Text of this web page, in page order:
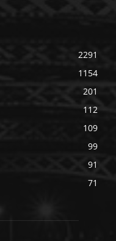
2291
1154
201
112
109
99
91
71